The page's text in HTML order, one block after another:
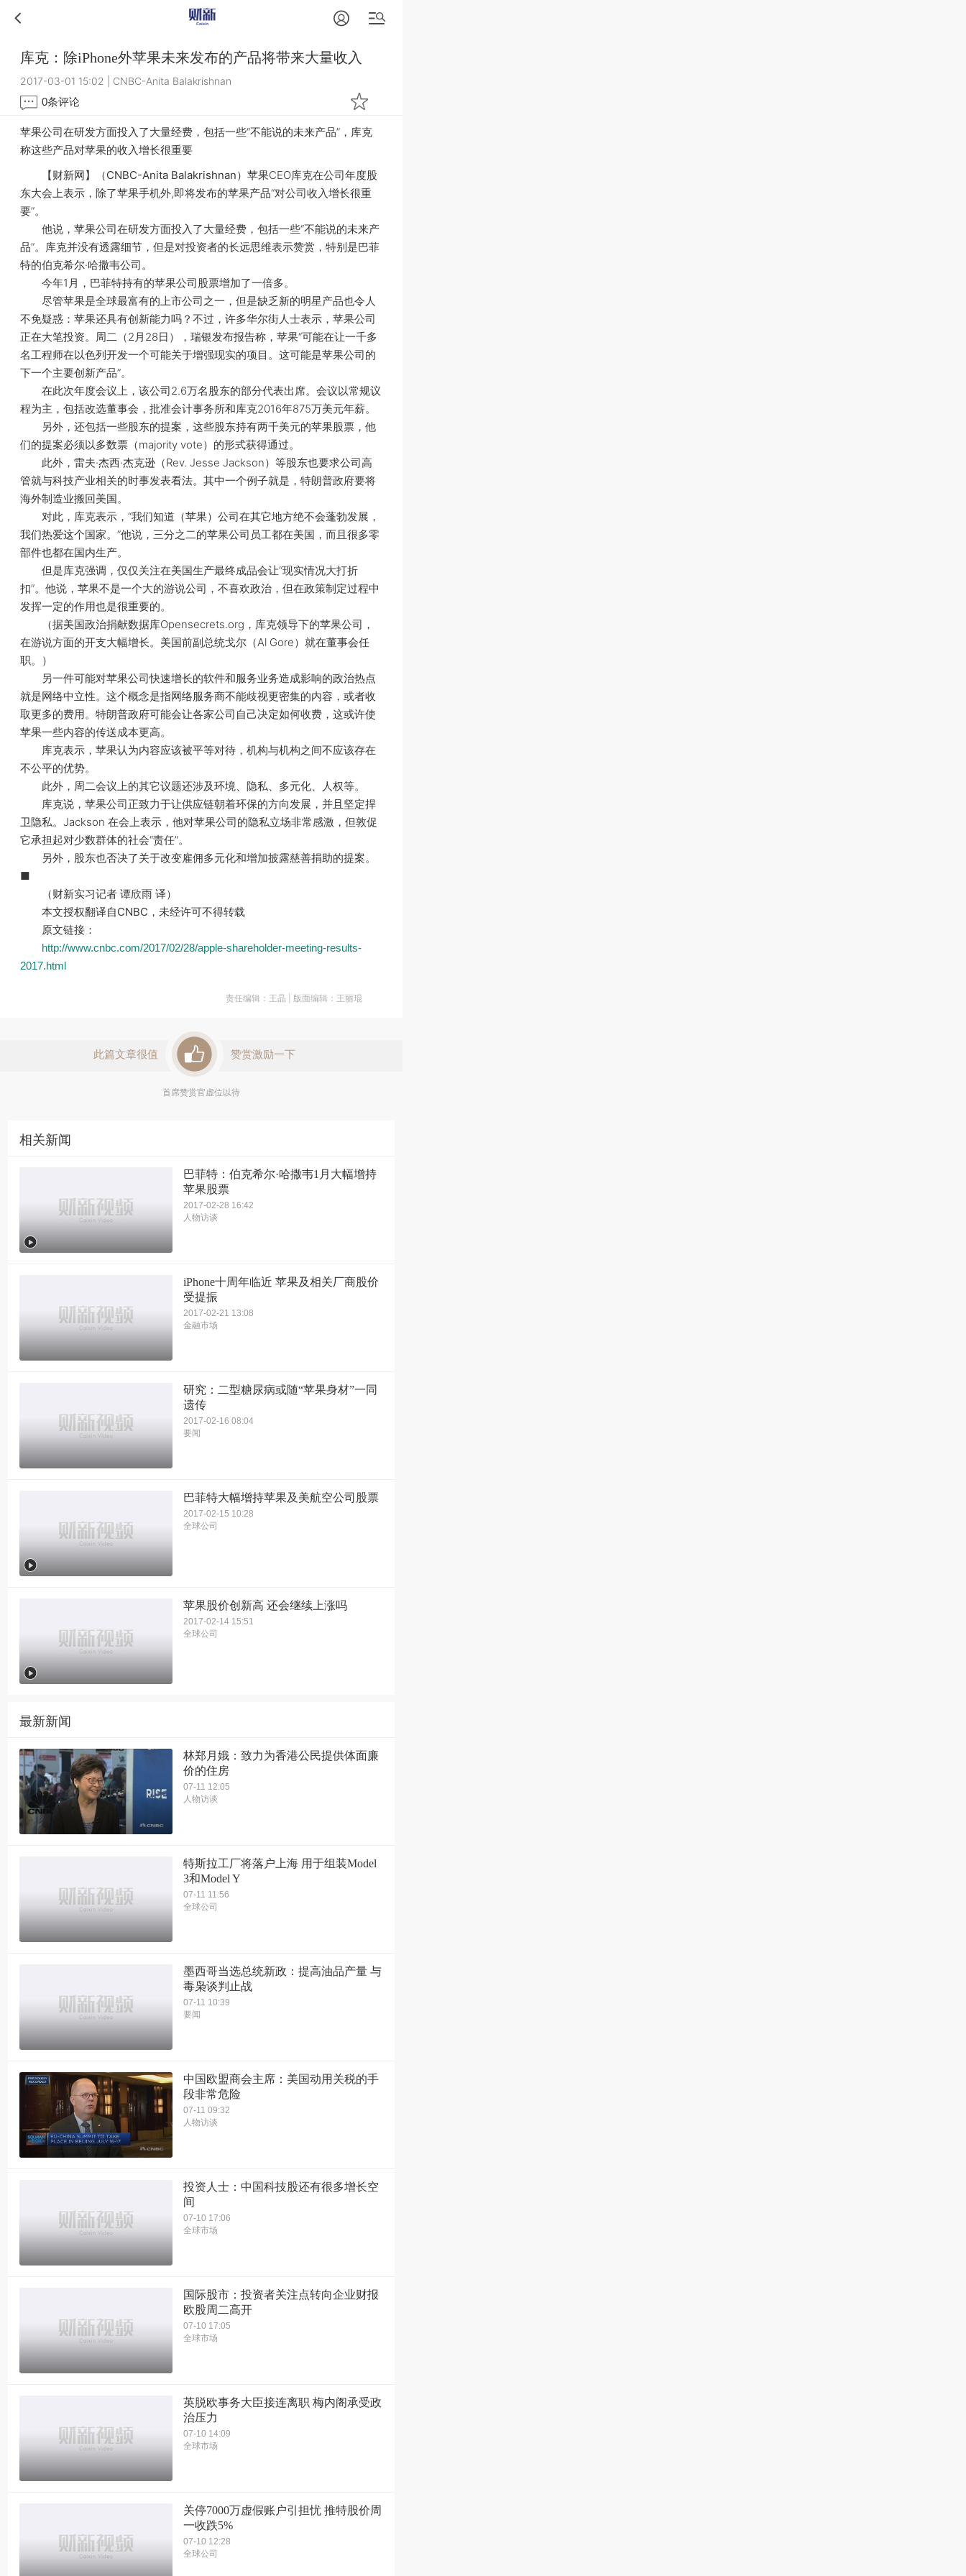
库克：除iPhone外苹果未来发布的产品将带来大量收入
2017-03-01 15:02
CNBC-Anita Balakrishnan
0条评论
苹果公司在研发方面投入了大量经费，包括一些“不能说的未来产品”，库克
称这些产品对苹果的收入增长很重要
【财新网】（CNBC-Anita Balakrishnan） 苹果CEO库克在公司年度股
东大会上表示，除了苹果手机外,即将发布的苹果产品“对公司收入增长很重
要”。
他说，苹果公司在研发方面投入了大量经费，包括一些“不能说的未来产
品”。库克并没有透露细节，但是对投资者的长远思维表示赞赏，特别是巴菲
特的伯克希尔·哈撒韦公司。
今年1月，巴菲特持有的苹果公司股票增加了一倍多。
尽管苹果是全球最富有的上市公司之一，但是缺乏新的明星产品也令人
不免疑惑：苹果还具有创新能力吗？不过，许多华尔街人士表示，苹果公司
正在大笔投资。周二（2月28日），瑞银发布报告称，苹果“可能在让一千多
名工程师在以色列开发一个可能关于增强现实的项目。这可能是苹果公司的
下一个主要创新产品”。
在此次年度会议上，该公司2.6万名股东的部分代表出席。会议以常规议
程为主，包括改选董事会，批准会计事务所和库克2016年875万美元年薪。
另外，还包括一些股东的提案，这些股东持有两千美元的苹果股票，他
们的提案必须以多数票（majority vote）的形式获得通过。
此外，雷夫·杰西·杰克逊（Rev. Jesse Jackson）等股东也要求公司高
管就与科技产业相关的时事发表看法。其中一个例子就是，特朗普政府要将
海外制造业搬回美国。
对此，库克表示，“我们知道（苹果）公司在其它地方绝不会蓬勃发展，
我们热爱这个国家。”他说，三分之二的苹果公司员工都在美国，而且很多零
部件也都在国内生产。
但是库克强调，仅仅关注在美国生产最终成品会让“现实情况大打折
扣”。他说，苹果不是一个大的游说公司，不喜欢政治，但在政策制定过程中
发挥一定的作用也是很重要的。
（据美国政治捐献数据库Opensecrets.org，库克领导下的苹果公司，
在游说方面的开支大幅增长。美国前副总统戈尔（Al Gore）就在董事会任
职。）
另一件可能对苹果公司快速增长的软件和服务业务造成影响的政治热点
就是网络中立性。这个概念是指网络服务商不能歧视更密集的内容，或者收
取更多的费用。特朗普政府可能会让各家公司自己决定如何收费，这或许使
苹果一些内容的传送成本更高。
库克表示，苹果认为内容应该被平等对待，机构与机构之间不应该存在
不公平的优势。
此外，周二会议上的其它议题还涉及环境、隐私、多元化、人权等。
库克说，苹果公司正致力于让供应链朝着环保的方向发展，并且坚定捍
卫隐私。Jackson 在会上表示，他对苹果公司的隐私立场非常感激，但敦促
它承担起对少数群体的社会“责任”。
另外，股东也否决了关于改变雇佣多元化和增加披露慈善捐助的提案。
■
（财新实习记者 谭欣雨 译）
本文授权翻译自CNBC，未经许可不得转载
原文链接：
http://www.cnbc.com/2017/02/28/apple-shareholder-meeting-results-
2017.html
责任编辑：王晶 | 版面编辑：王丽琨
此篇文章很值 赞赏激励一下
首席赞赏官虚位以待
相关新闻
巴菲特：伯克希尔·哈撒韦1月大幅增持
苹果股票
2017-02-28 16:42
人物访谈
iPhone十周年临近 苹果及相关厂商股价
受提振
2017-02-21 13:08
金融市场
研究：二型糖尿病或随“苹果身材”一同
遗传
2017-02-16 08:04
要闻
巴菲特大幅增持苹果及美航空公司股票
2017-02-15 10:28
全球公司
苹果股价创新高 还会继续上涨吗
2017-02-14 15:51
全球公司
最新新闻
林郑月娥：致力为香港公民提供体面廉
价的住房
07-11 12:05
人物访谈
特斯拉工厂将落户上海 用于组装Model
3和Model Y
07-11 11:56
全球公司
墨西哥当选总统新政：提高油品产量 与
毒枭谈判止战
07-11 10:39
要闻
中国欧盟商会主席：美国动用关税的手
段非常危险
07-11 09:32
人物访谈
投资人士：中国科技股还有很多增长空
间
07-10 17:06
全球市场
国际股市：投资者关注点转向企业财报
欧股周二高开
07-10 17:05
全球市场
英脱欧事务大臣接连离职 梅内阁承受政
治压力
07-10 14:09
全球市场
关停7000万虚假账户引担忧 推特股价周
一收跌5%
07-10 12:28
全球公司